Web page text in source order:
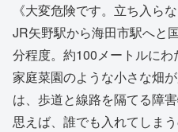
《大変危険です。立ち入ら
JR矢野駅から海田市駅へと
分程度。約100メートルにわ
家庭菜園のような小さな畑
は、歩道と線路を隔てる障
思えば、誰でも入れてしまう